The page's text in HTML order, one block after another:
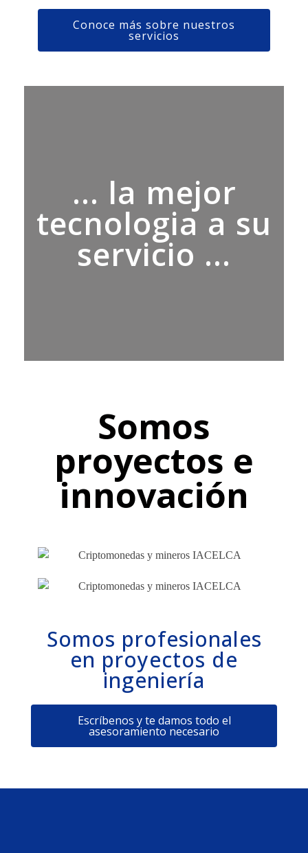
Conoce más sobre nuestros
servicios
... la mejor
tecnologia a su
servicio ...
Somos
proyectos e
innovación
Somos profesionales
en proyectos de
ingeniería
Escríbenos y te damos todo el
asesoramiento necesario